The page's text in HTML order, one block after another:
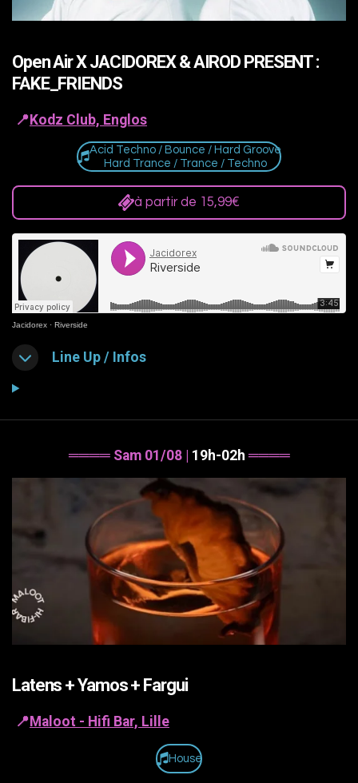
Open Air X JACIDOREX & AIROD PRESENT :
FAKE_FRIENDS
📍Kodz Club, Englos
Acid Techno / Bounce / Hard Groove
Hard Trance / Trance / Techno
à partir de 15,99€
Jacidorex · Riverside
Line Up / Infos
════ Sam 01/08| 19h-02h ════
Latens + Yamos + Fargui
📍 Maloot - Hifi Bar, Lille
House